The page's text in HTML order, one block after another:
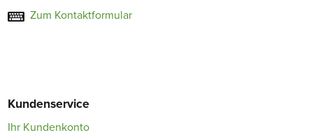
Zum Kontaktformular
Kundenservice
Ihr Kundenkonto